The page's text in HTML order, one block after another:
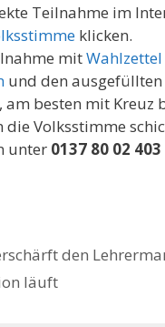
Teilnahme im
klicken.
mit
und den ausgefüllten
am besten mit Kreuz
die Volksstimme
unter 0137 80 02 403
den
läuft